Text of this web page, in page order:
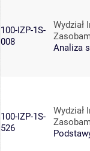
100-IZP-1S-
008
Wydział
Analiza
100-IZP-1S-
526
Wydział